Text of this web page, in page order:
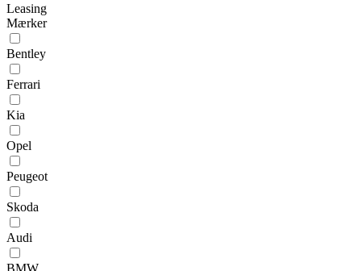
Leasing
Mærker
Bentley
Ferrari
Kia
Opel
Peugeot
Skoda
Audi